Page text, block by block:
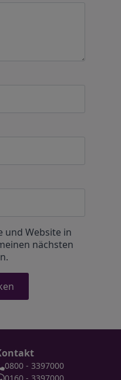
und Website in
nächsten
0800 - 3397000